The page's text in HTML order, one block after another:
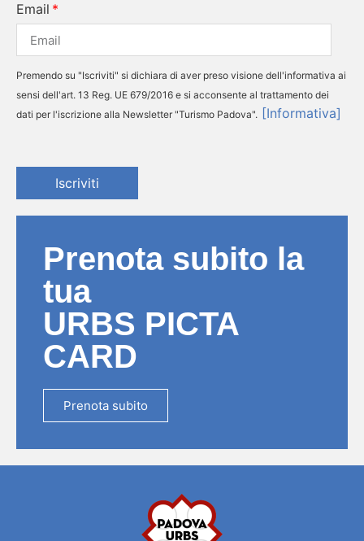
Email
Premendo su "Iscriviti" si dichiara di aver preso visione dell'informativa ai
sensi dell'art. 13 Reg. UE 679/2016 e si acconsente al trattamento dei
dati per l'iscrizione alla Newsletter "Turismo Padova". [Informativa]
Iscriviti
Prenota subito la
tua
URBS PICTA
CARD
Prenota subito